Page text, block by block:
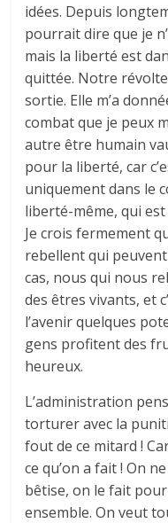
idées. Depuis
pourrait dire que je
mais la liberté est
quittée. Notre
sortie. Elle m’a
combat que je peux
autre être humain
pour la liberté, car
uniquement dans le
liberté-même, qui
Je crois fermement
rebellent qui
cas, nous qui nous
des êtres vivants, et
l’avenir quelques
gens profitent des
heureux.
L’administration
torturer avec la
fout de ce mitard !
ce qu’on a fait ! On
bêtise, on le fait
ensemble. On veut